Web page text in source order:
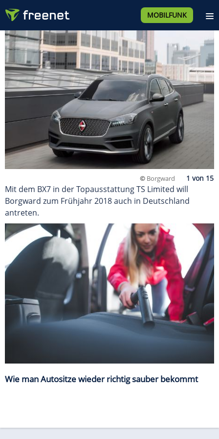
MOBILFUNK
© Borgward
Mit dem BX7 in der Topausstattung TS Limited will
Borgward zum Frühjahr 2018 auch in Deutschland
antreten.
Wie man Autositze wieder richtig sauber bekommt